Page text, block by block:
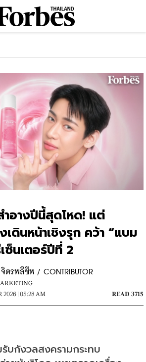
อางปีนี้สุดโหด! แต่
เดินหน้าเชิงรุก คว้า “แบม
ซ็นเตอร์ปีที่ 2
รพลีชีพ / CONTRIBUTOR
2026 | 05:28 AM
READ 3715
บกังวลสงครามกระทบ